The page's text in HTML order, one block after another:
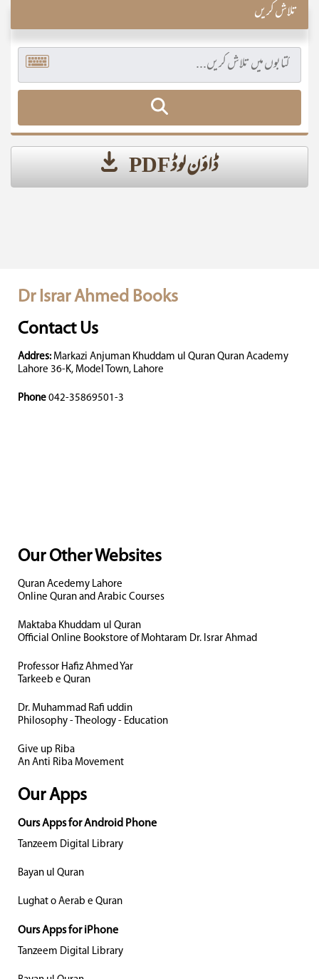
تلاش کریں
ڈاؤن لوڈ PDF
Dr Israr Ahmed Books
Contact Us
Addres: Markazi Anjuman Khuddam ul Quran Quran Academy
Lahore 36-K, Model Town, Lahore
Phone 042-35869501-3
Our Other Websites
Quran Acedemy Lahore
Online Quran and Arabic Courses
Maktaba Khuddam ul Quran
Official Online Bookstore of Mohtaram Dr. Israr Ahmad
Professor Hafiz Ahmed Yar
Tarkeeb e Quran
Dr. Muhammad Rafi uddin
Philosophy - Theology - Education
Give up Riba
An Anti Riba Movement
Our Apps
Ours Apps for Android Phone
Tanzeem Digital Library
Bayan ul Quran
Lughat o Aerab e Quran
Ours Apps for iPhone
Tanzeem Digital Library